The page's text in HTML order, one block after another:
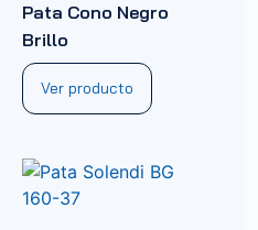
Pata Cono Negro
Brillo
Ver producto